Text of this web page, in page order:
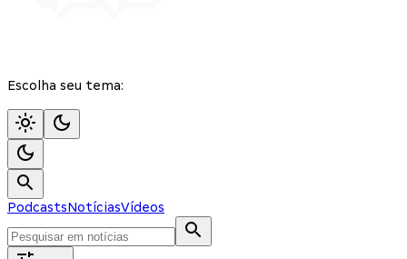
Escolha seu tema:
PodcastsNotíciasVídeos